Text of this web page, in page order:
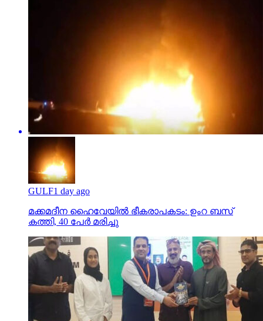
GULF1 day ago
മക്കമദീന ഹൈവേയില്‍ ഭീകരാപകടം: ഉംറ ബസ്
കത്തി, 40 പേര്‍ മരിച്ചു